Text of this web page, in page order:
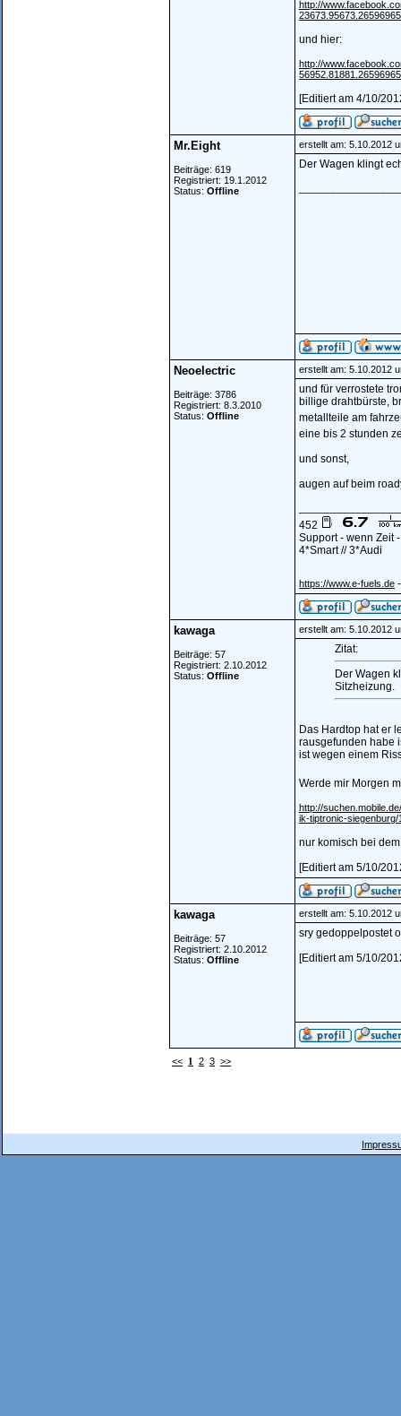
http://
und hier:
http://
[Editiert am 4/10/
Mr.Eight
Beiträge: 619
Registriert: 19.1.2012
Status: Offline
erstellt am: 5.10.2012
Der Wagen klingt
Neoelectric
Beiträge: 3786
Registriert: 8.3.2010
Status: Offline
erstellt am: 5.10.2012
und für verrostete
billige drahtbürste,
metallteile am
eine bis 2 stunden
und sonst,
augen auf beim
452
Support - wenn Zeit
4*Smart // 3*Audi
https://www.e-fuels.de
kawaga
Beiträge: 57
Registriert: 2.10.2012
Status: Offline
erstellt am: 5.10.2012
Zitat:
Der Wagen
Sitzheizung.
Das Hardtop hat er
rausgefunden habe
ist wegen einem
Werde mir Morgen
http://
ik-tiptronic-siegenburg/
nur komisch bei
[Editiert am 5/10/
kawaga
Beiträge: 57
Registriert: 2.10.2012
Status: Offline
erstellt am: 5.10.2012
sry gedoppelpostet
[Editiert am 5/10/
<< 1 2 3 >>